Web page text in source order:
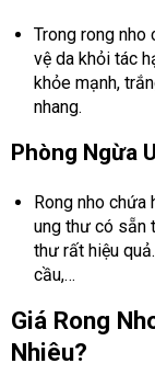
Trong rong nho
vệ da khỏi tác
khỏe mạnh,
nhang.
Phòng Ngừa
Rong nho
ung thư có sẵn
thư rất hiệu
cầu,…
Giá Rong
Nhiêu?